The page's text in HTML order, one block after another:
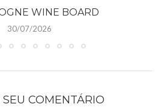
WINE BOARD
30/07/2026
COMENTÁRIO